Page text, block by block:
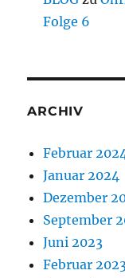
Folge 6
ARCHIV
Februar
Januar 2024
Dezember
September
Juni 2023
Februar